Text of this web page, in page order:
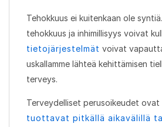
Tehokkuus ei kuitenkaan ole
tehokkuus ja inhimillisyys voivat
tietojärjestelmät voivat
uskallamme lähteä kehittämisen
terveys.
Terveydelliset perusoikeudet ovat
tuottavat pitkällä aikavälillä